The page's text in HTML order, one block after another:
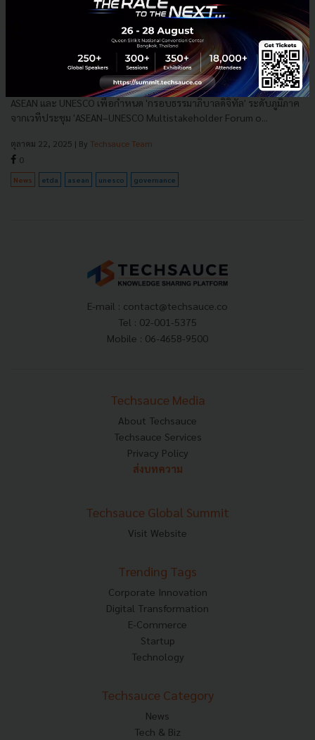
บางแง่มุมที่กระทรวงดีอี โดย ETDA หารือร่วมกับ ASEAN &
UNESCO เพื่อกำหนด 'ธรรมาภิบาลแพลตฟอร์มดิจิทัล' ระดับ
เผยความสำคัญและประเด็นหลักที่กระทรวงดิจิทัลฯ โดย ETDA หารือกับ
ASEAN และ UNESCO เพื่อกำหนด 'กรอบธรรมาภิบาลดิจิทัล' ระดับภูมิภาค
จากเวทีประชุม 'ASEAN–UNESCO Multistakeholder Forum o...
ตุลาคม 22, 2025 | By Techsauce Team
0
News etda asean unesco governance
E-mail : contact@techsauce.co
Tel : 02-001-5375
Mobile : 06-4658-9500
Techsauce Media
About Techsauce
Techsauce Services
Privacy Policy
ส่งบทความ
Techsauce Global Summit
Visit Website
Trending Tags
Corporate Innovation
Digital Transformation
E-Commerce
Startup
Technology
Techsauce Category
News
Tech & Biz